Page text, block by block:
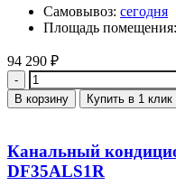
Самовывоз: сегодня
Площадь
94 290 ₽
Количество
В корзину Купить в 1 клик
Канальный
DF35ALS1R